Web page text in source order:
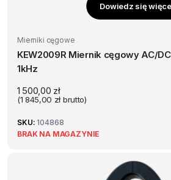
Dowiedz się
Mierniki cęgowe
KEW2009R Miernik cęgowy AC/
1kHz
1 500,00 zł
(1 845,00 złbrutto)
SKU: 104868
BRAK NA MAGAZYNIE